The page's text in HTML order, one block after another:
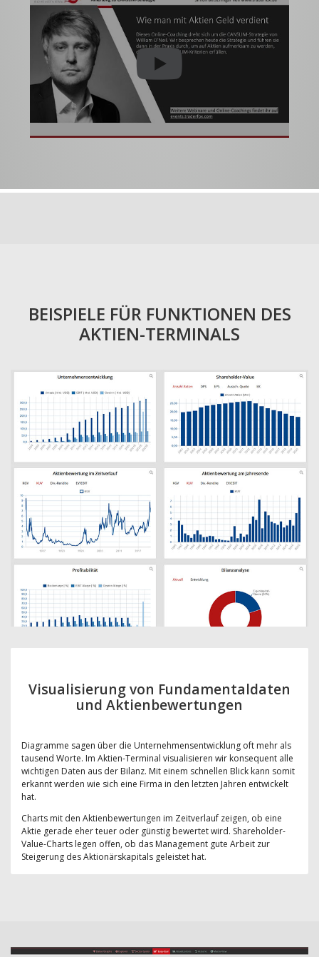
BEISPIELE FÜR FUNKTIONEN DES
AKTIEN-TERMINALS
Visualisierung von Fundamentaldaten
und Aktienbewertungen
Diagramme sagen über die Unternehmensentwicklung oft mehr als
tausend Worte. Im Aktien-Terminal visualisieren wir konsequent alle
wichtigen Daten aus der Bilanz. Mit einem schnellen Blick kann somit
erkannt werden wie sich eine Firma in den letzten Jahren entwickelt
hat.
Charts mit den Aktienbewertungen im Zeitverlauf zeigen, ob eine
Aktie gerade eher teuer oder günstig bewertet wird. Shareholder-
Value-Charts legen offen, ob das Management gute Arbeit zur
Steigerung des Aktionärskapitals geleistet hat.